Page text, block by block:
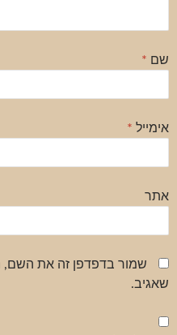
שם *
אימייל *
אתר
שמור בדפדפן זה את השם,
שאגיב.